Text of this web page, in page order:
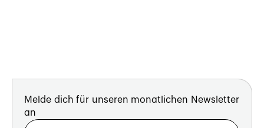
Melde dich für unseren monatlichen Newsletter
an